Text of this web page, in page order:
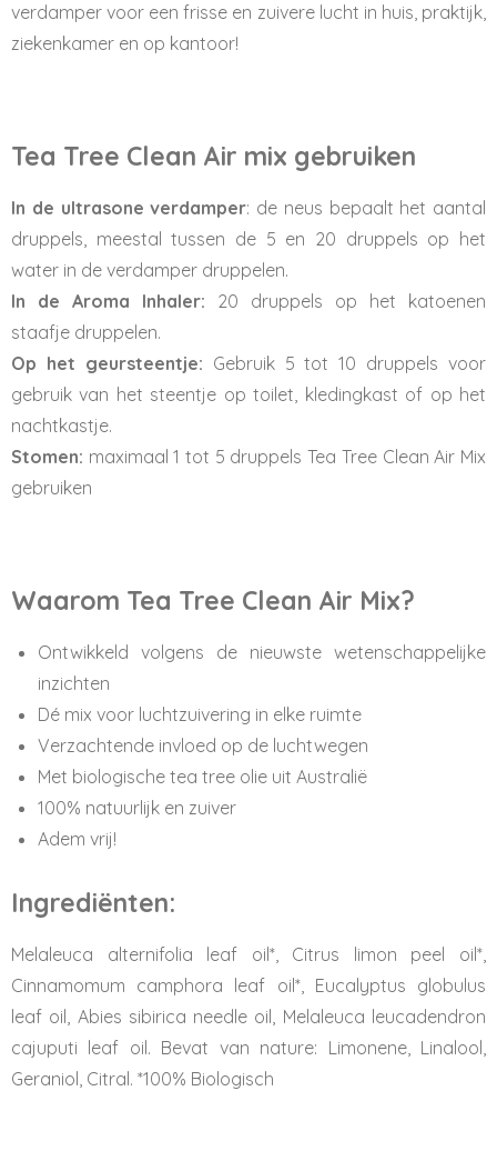
verdamper voor een frisse en zuivere lucht in huis, praktijk,
ziekenkamer en op kantoor!
Tea Tree Clean Air mix gebruiken
In de ultrasone verdamper: de neus bepaalt het aantal
druppels, meestal tussen de 5 en 20 druppels op het
water in de verdamper druppelen.
In de Aroma Inhaler: 20 druppels op het katoenen
staafje druppelen.
Op het geursteentje: Gebruik 5 tot 10 druppels voor
gebruik van het steentje op toilet, kledingkast of op het
nachtkastje.
Stomen: maximaal 1 tot 5 druppels Tea Tree Clean Air Mix
gebruiken
Waarom Tea Tree Clean Air Mix?
Ontwikkeld volgens de nieuwste wetenschappelijke
inzichten
Dé mix voor luchtzuivering in elke ruimte
Verzachtende invloed op de luchtwegen
Met biologische tea tree olie uit Australië
100% natuurlijk en zuiver
Adem vrij!
Ingrediënten:
Melaleuca alternifolia leaf oil*, Citrus limon peel oil*,
Cinnamomum camphora leaf oil*, Eucalyptus globulus
leaf oil, Abies sibirica needle oil, Melaleuca leucadendron
cajuputi leaf oil. Bevat van nature: Limonene, Linalool,
Geraniol, Citral. *100% Biologisch